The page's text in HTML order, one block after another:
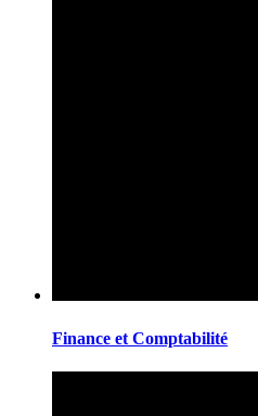
Finance et Comptabilité